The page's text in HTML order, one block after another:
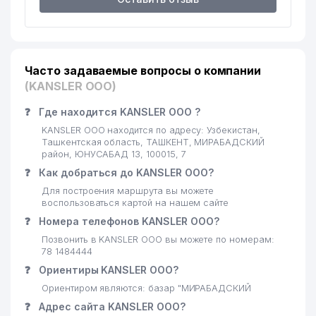
20 ELGA XIZMAT MIROBOD ООО 144 м
22 PROMEAT GROUP CORP ООО
23 APPLE TOUR ООО
AMURA KOMMUNAL SERVIS
ТЧСЖ
151 м
КИМ НАТАЛЬЯ
ВЛАДИМИРОВНА ИндП
26 MIREL GROUP ООО
27 ALSTOM-NATIXIS ООО
28 PRINTUZ ЧП
29 A TAXI ООО
Часто задаваемые вопросы о компании
(KANSLER ООО)
❓ Где находится KANSLER ООО ?
KANSLER ООО находится по адресу: Узбекистан,
Ташкентская область, ТАШКЕНТ, МИРАБАДСКИЙ
район, ЮНУСАБАД 13, 100015, 7
❓ Как добраться до KANSLER ООО?
Для построения маршрута вы можете
воспользоваться картой на нашем сайте
❓ Номера телефонов KANSLER ООО?
Позвонить в KANSLER ООО вы можете по номерам:
78 1484444
❓ Ориентиры KANSLER ООО?
Ориентиром являются: базар "МИРАБАДСКИЙ
❓ Адрес сайта KANSLER ООО?